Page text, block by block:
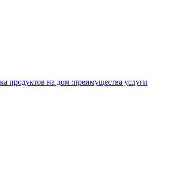
продуктов на дом :преимущества услуги